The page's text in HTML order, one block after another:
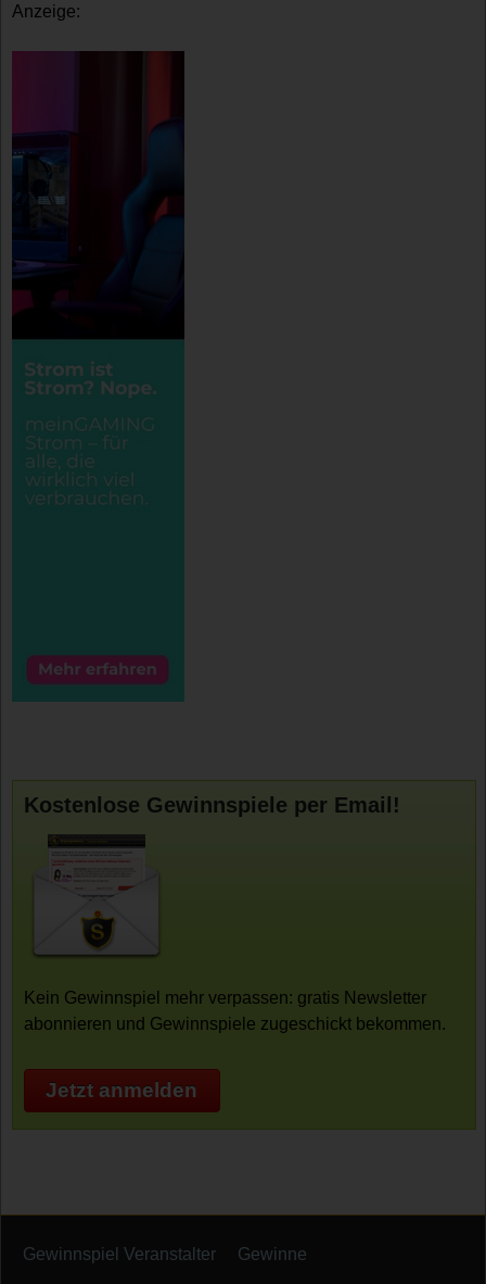
Anzeige:
Kostenlose Gewinnspiele per Email!
Kein Gewinnspiel mehr verpassen: gratis Newsletter
abonnieren und Gewinnspiele zugeschickt bekommen.
Jetzt anmelden
Gewinnspiel Veranstalter Gewinne